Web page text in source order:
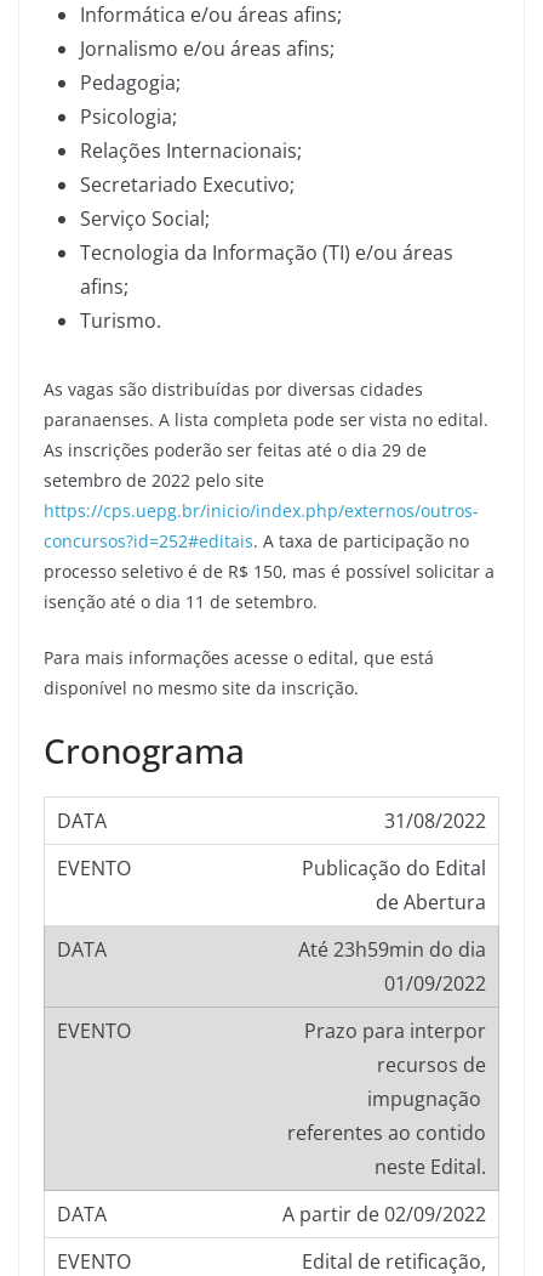
Informática e/ou áreas afins;
Jornalismo e/ou áreas afins;
Pedagogia;
Psicologia;
Relações Internacionais;
Secretariado Executivo;
Serviço Social;
Tecnologia da Informação (TI) e/ou áreas
afins;
Turismo.
As vagas são distribuídas por diversas cidades
paranaenses. A lista completa pode ser vista no edital.
As inscrições poderão ser feitas até o dia 29 de
setembro de 2022 pelo site
https://cps.uepg.br/inicio/index.php/externos/outros-
concursos?id=252#editais. A taxa de participação no
processo seletivo é de R$ 150, mas é possível solicitar a
isenção até o dia 11 de setembro.
Para mais informações acesse o edital, que está
disponível no mesmo site da inscrição.
Cronograma
31/08/2022
Publicação do Edital
de Abertura
Até 23h59min do dia
01/09/2022
Prazo para interpor
recursos de
impugnação
referentes ao contido
neste Edital.
A partir de 02/09/2022
Edital de retificação,